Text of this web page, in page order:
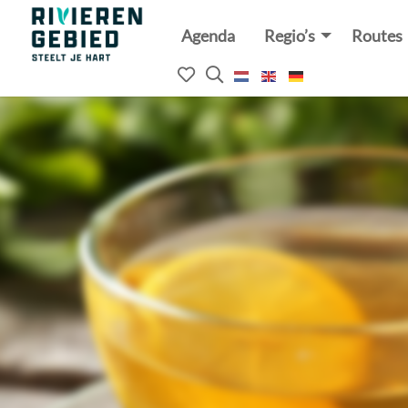
Rivierenland
website
Agenda Regio’s Routes
Mijn
favorieten
Open
het
zoekveld